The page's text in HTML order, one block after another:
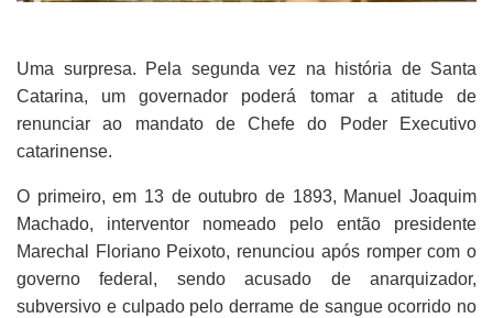
Uma surpresa. Pela segunda vez na história de Santa
Catarina, um governador poderá tomar a atitude de
renunciar ao mandato de Chefe do Poder Executivo
catarinense.
O primeiro, em 13 de outubro de 1893, Manuel Joaquim
Machado, interventor nomeado pelo então presidente
Marechal Floriano Peixoto, renunciou após romper com o
governo federal, sendo acusado de anarquizador,
subversivo e culpado pelo derrame de sangue ocorrido no